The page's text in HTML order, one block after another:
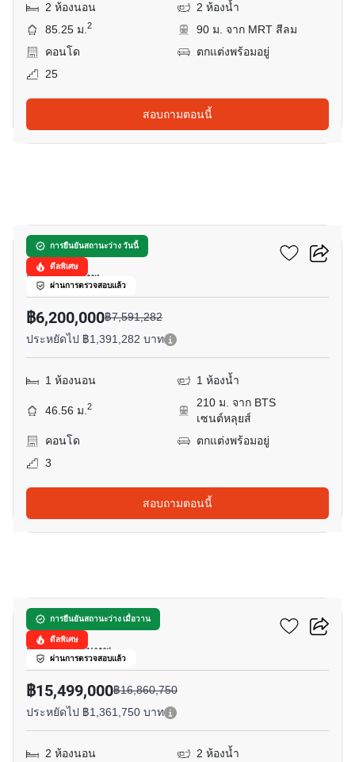
2 ห้องนอน
2 ห้องน้ำ
85.25 ม.2
90 ม. จาก MRT สีลม
คอนโด
ตกแต่งพร้อมอยู่
25
สอบถามตอนนี้
การยืนยันสถานะว่าง วันนี้
ดีลพิเศษ
ผ่านการตรวจสอบแล้ว
ดิ แอดเดรส สาทร
สีลม, กรุงเทพ
฿6,200,000฿7,591,282
ประหยัดไป ฿1,391,282 บาท
1 ห้องนอน 1 ห้องน้ำ
46.56 ม.2
210 ม. จาก BTS
เซนต์หลุยส์
คอนโด
ตกแต่งพร้อมอยู่
3
สอบถามตอนนี้
การยืนยันสถานะว่าง เมื่อวาน
ดีลพิเศษ
ผ่านการตรวจสอบแล้ว
แอชตัน สีลม
สุรวงศ์, กรุงเทพ
฿15,499,000฿16,860,750
ประหยัดไป ฿1,361,750 บาท
2 ห้องนอน
2 ห้องน้ำ